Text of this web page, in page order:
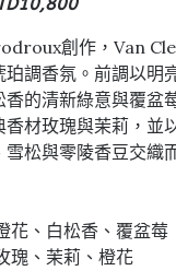
創作，Van
珀調香氛。前調以明
香的清新綠意與覆盆
材玫瑰與茉莉，並
松與零陵香豆交織
花、白松香、覆盆莓
瑰、茉莉、橙花